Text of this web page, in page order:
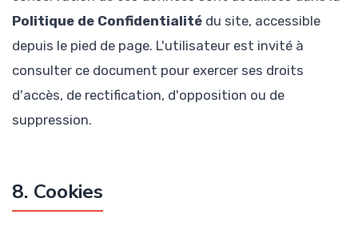
Politique de Confidentialité du site, accessible
depuis le pied de page. L'utilisateur est invité à
consulter ce document pour exercer ses droits
d'accès, de rectification, d'opposition ou de
suppression.
8. Cookies